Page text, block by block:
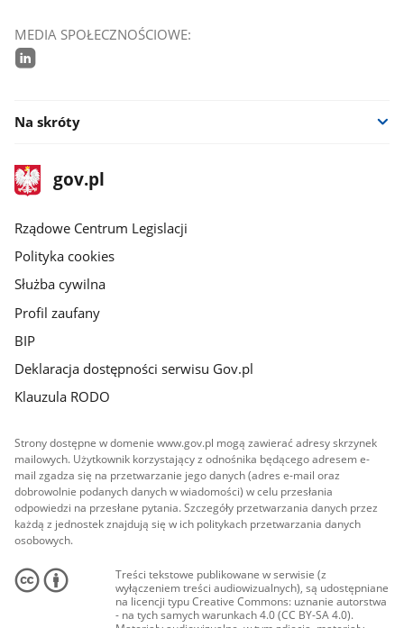
MEDIA SPOŁECZNOŚCIOWE:
Na skróty
stopka
gov.plStrona
gov.pl
Rządowe Centrum Legislacji
Polityka cookies
Służba cywilna
Profil zaufany
BIP
Deklaracja dostępności serwisu Gov.pl
Klauzula RODO
Strony dostępne w domenie www.gov.pl mogą zawierać adresy skrzynek
mailowych. Użytkownik korzystający z odnośnika będącego adresem e-
mail zgadza się na przetwarzanie jego danych (adres e-mail oraz
dobrowolnie podanych danych w wiadomości) w celu przesłania
odpowiedzi na przesłane pytania. Szczegóły przetwarzania danych przez
każdą z jednostek znajdują się w ich politykach przetwarzania danych
osobowych.
Treści tekstowe publikowane w serwisie (z
wyłączeniem treści audiowizualnych), są udostępniane
na licencji typu Creative Commons: uznanie autorstwa
- na tych samych warunkach 4.0 (CC BY-SA 4.0).